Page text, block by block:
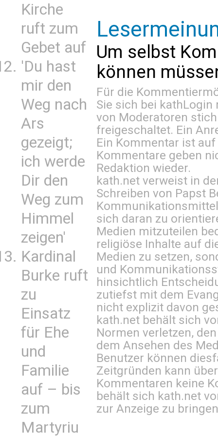
Kirche
ruft zum
Gebet auf
'Du hast
mir den
Weg nach
Ars
gezeigt;
ich werde
Dir den
Weg zum
Himmel
zeigen'
Kardinal
Burke ruft
zu
Einsatz
für Ehe
und
Familie
auf – bis
zum
Martyriu
Um selbst
können
Für die
Sie sich bei kathLogin
von Moderatoren
freigeschaltet. Ein
Ein Kommentar ist
Kommentare geben
Redaktion wieder.
kath.net verweist in
Schreiben von Papst
sich daran zu
Medien mitzuteilen
religiöse Inhalte auf
Medien zu setzen,
und
hinsichtlich
zutiefst mit dem
nicht explizit davon
kath.net behält sich
Normen verletzen,
dem Ansehen des
Benutzer können
Zeitgründen kann
Kommentaren keine
behält sich kath.net
zur Anzeige zu